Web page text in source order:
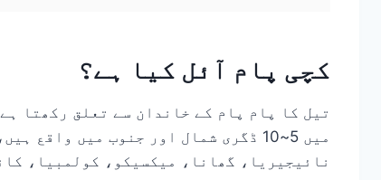
کچی پام آئل کیا ہے؟
تیل کا پام پام کے خاندان سے تعلق رکھتا
میں 5~10 ڈگری شمال اور جنوب میں
نائیجیریا، گھانا، میکسیکو، کولمبیا،